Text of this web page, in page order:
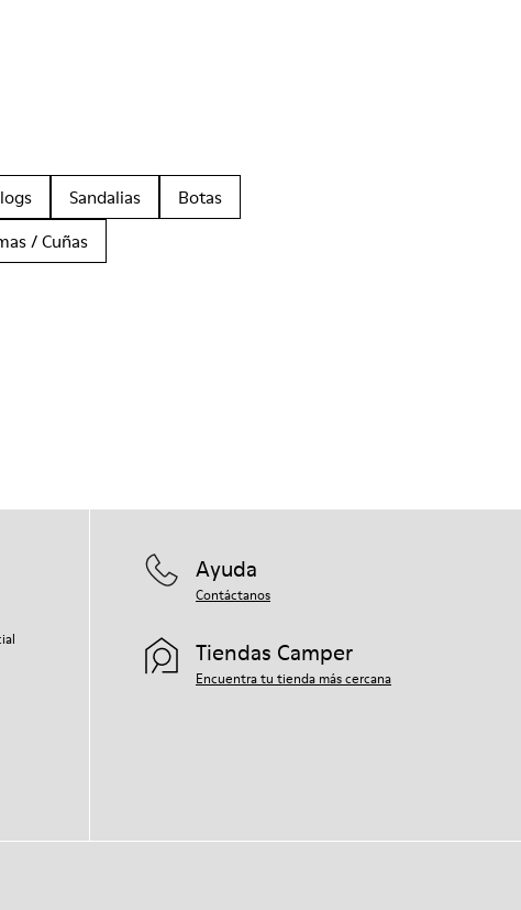
Sandalias
Botas
/ Cuñas
Ayuda
Contáctanos
Tiendas Camper
Encuentra tu tienda más cercana